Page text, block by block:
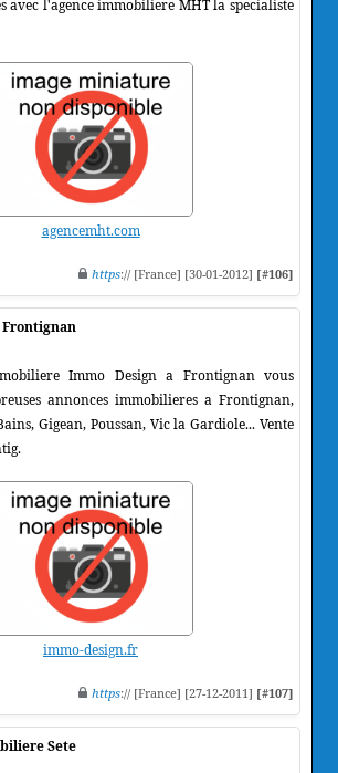
avec l'agence immobiliere MHT la specialiste
agencemht.com
https:// [France] [30-01-2012] [#106]
Frontignan
Immo Design a Frontignan vous
annonces immobilieres a Frontignan,
Gigean, Poussan, Vic la Gardiole... Vente
immo-design.fr
https:// [France] [27-12-2011] [#107]
Sete